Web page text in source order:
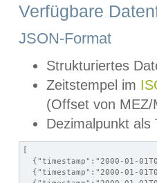
Verfügbare
JSON-Format
Strukturiertes
Zeitstempel im
(Offset von MEZ/
Dezimalpunkt als
[
{"timestamp":"2000-01-
{"timestamp":"2000-01-